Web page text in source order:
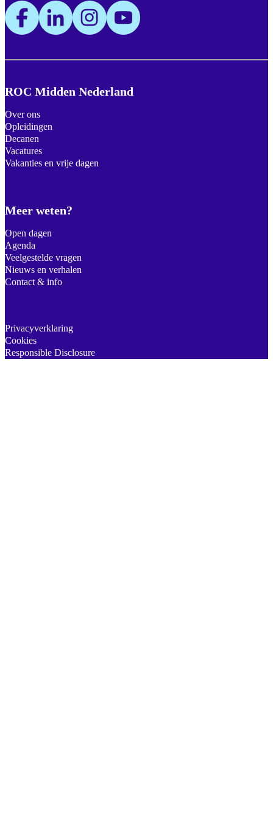
ROC Midden Nederland
Over ons
Opleidingen
Decanen
Vacatures
Vakanties en vrije dagen
Meer weten?
Open dagen
Agenda
Veelgestelde vragen
Nieuws en verhalen
Contact & info
Privacyverklaring
Cookies
Responsible Disclosure